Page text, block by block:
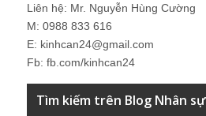
Liên hệ: Mr. Nguyễn Hùng Cường
M: 0988 833 616
E: kinhcan24@gmail.com
Fb: fb.com/kinhcan24
Tìm kiếm trên Blog Nhân sự